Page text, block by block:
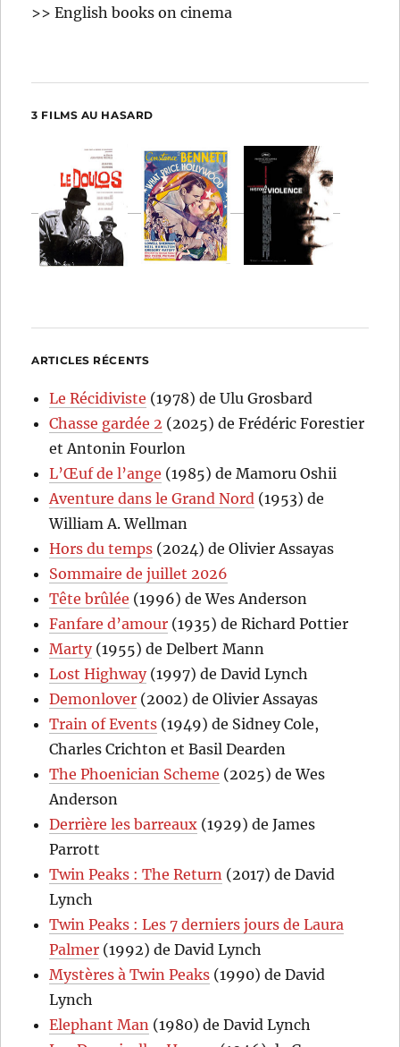
>> English books on cinema
3 FILMS AU HASARD
ARTICLES RÉCENTS
Le Récidiviste (1978) de Ulu Grosbard
Chasse gardée 2 (2025) de Frédéric Forestier
et Antonin Fourlon
L’Œuf de l’ange (1985) de Mamoru Oshii
Aventure dans le Grand Nord (1953) de
William A. Wellman
Hors du temps (2024) de Olivier Assayas
Sommaire de juillet 2026
Tête brûlée (1996) de Wes Anderson
Fanfare d’amour (1935) de Richard Pottier
Marty(1955) de Delbert Mann
Lost Highway(1997) de David Lynch
Demonlover (2002) de Olivier Assayas
Train of Events (1949) de Sidney Cole,
Charles Crichton et Basil Dearden
The Phoenician Scheme (2025) de Wes
Anderson
Derrière les barreaux (1929) de James
Parrott
Twin Peaks : The Return (2017) de David
Lynch
Twin Peaks : Les 7 derniers jours de Laura
Palmer (1992) de David Lynch
Mystères à Twin Peaks (1990) de David
Lynch
Elephant Man (1980) de David Lynch